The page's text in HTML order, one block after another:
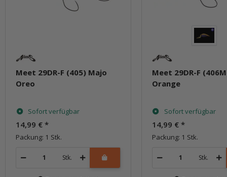
Meet 29DR-F (405) Majo
Oreo
Sofort verfügbar
14,99 € *
Packung: 1 Stk.
Stk.
Meet 29DR-F
Orange
Sofort verfügbar
14,99 € *
Packung: 1 Stk.
Stk.